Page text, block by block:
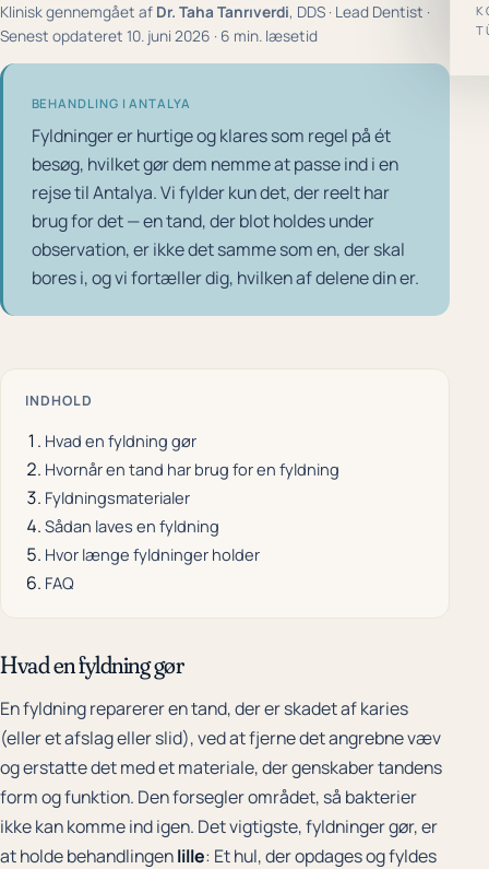
Klinisk gennemgået af Dr. Taha Tanrıverdi, DDS · Lead Dentist ·
Senest opdateret 10. juni 2026 · 6 min. læsetid
BEHANDLING I ANTALYA
Fyldninger er hurtige og klares som regel på ét
besøg, hvilket gør dem nemme at passe ind i en
rejse til Antalya. Vi fylder kun det, der reelt har
brug for det — en tand, der blot holdes under
observation, er ikke det samme som en, der skal
bores i, og vi fortæller dig, hvilken af delene din er.
INDHOLD
Hvad en fyldning gør
Hvornår en tand har brug for en fyldning
Fyldningsmaterialer
Sådan laves en fyldning
Hvor længe fyldninger holder
FAQ
Hvad en fyldning gør
En fyldning reparerer en tand, der er skadet af karies
(eller et afslag eller slid), ved at fjerne det angrebne væv
og erstatte det med et materiale, der genskaber tandens
form og funktion. Den forsegler området, så bakterier
ikke kan komme ind igen. Det vigtigste, fyldninger gør, er
at holde behandlingenlille: Et hul, der opdages og fyldes